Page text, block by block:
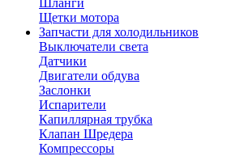
Шланги
Щетки мотора
Запчасти для холодильников
Выключатели света
Датчики
Двигатели обдува
Заслонки
Испарители
Капиллярная трубка
Клапан Шредера
Компрессоры